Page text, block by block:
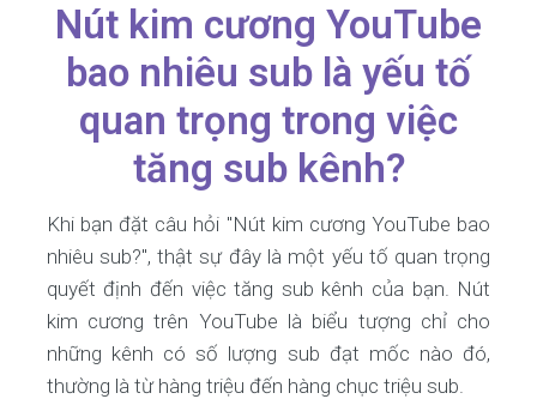
Nút kim cương YouTube
bao nhiêu sub là yếu tố
quan trọng trong việc
tăng sub kênh?
Khi bạn đặt câu hỏi "Nút kim cương YouTube bao
nhiêu sub?", thật sự đây là một yếu tố quan trọng
quyết định đến việc tăng sub kênh của bạn. Nút
kim cương trên YouTube là biểu tượng chỉ cho
những kênh có số lượng sub đạt mốc nào đó,
thường là từ hàng triệu đến hàng chục triệu sub.